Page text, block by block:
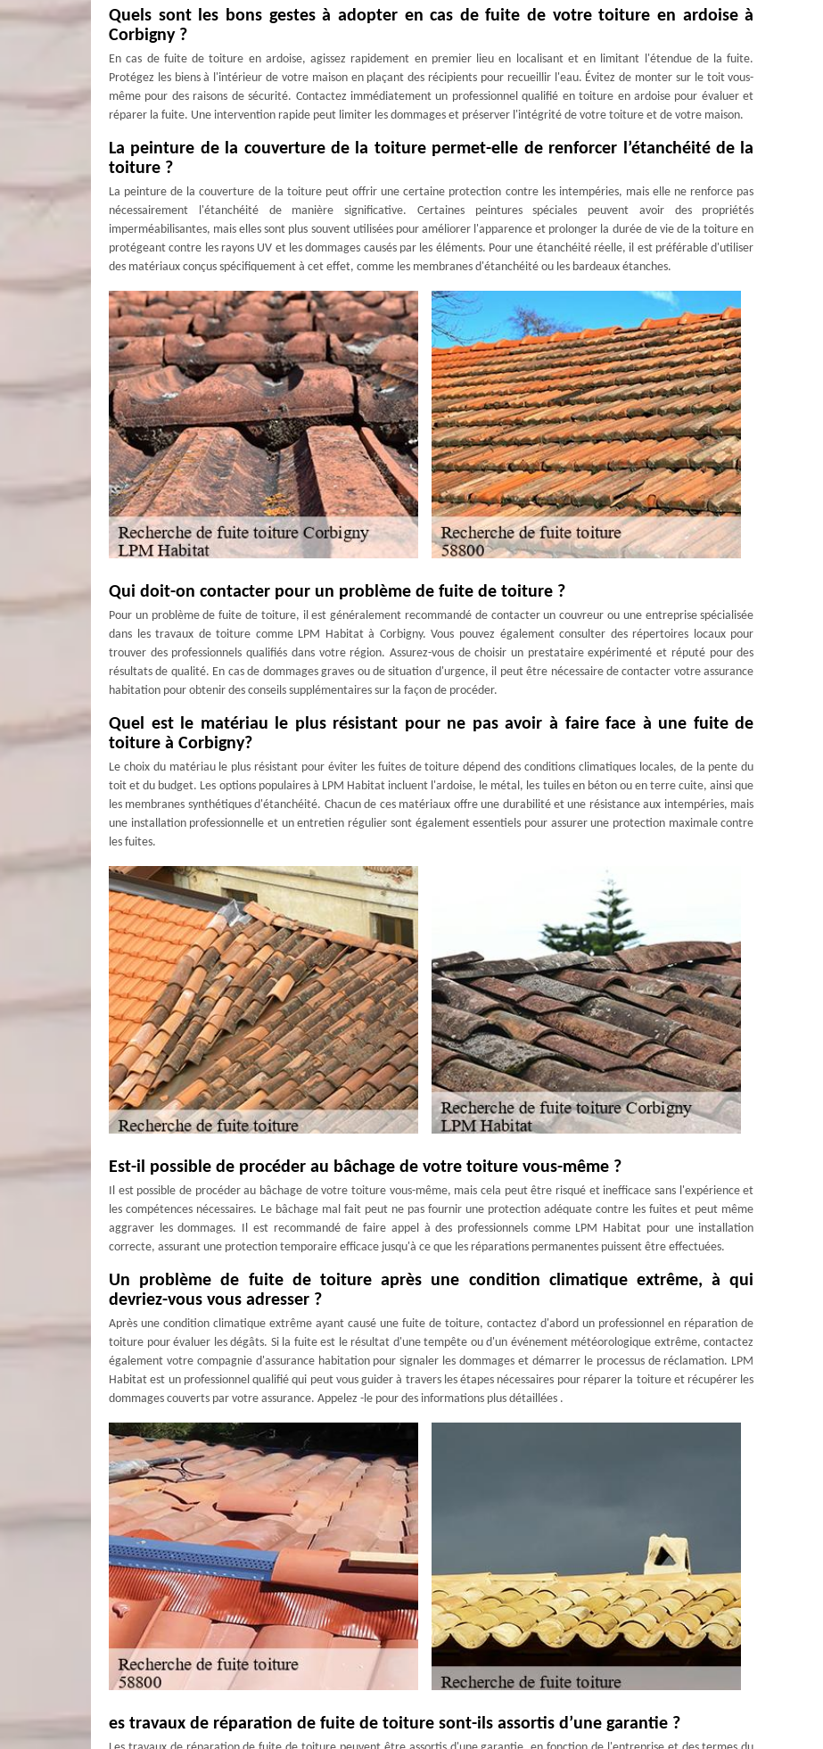
Quels sont les bons gestes à adopter en cas de fuite de votre toiture en ardoise à
Corbigny ?
En cas de fuite de toiture en ardoise, agissez rapidement en premier lieu en localisant et en limitant l'étendue de la fuite.
Protégez les biens à l'intérieur de votre maison en plaçant des récipients pour recueillir l'eau. Évitez de monter sur le toit vous-
même pour des raisons de sécurité. Contactez immédiatement un professionnel qualifié en toiture en ardoise pour évaluer et
réparer la fuite. Une intervention rapide peut limiter les dommages et préserver l'intégrité de votre toiture et de votre maison.
La peinture de la couverture de la toiture permet-elle de renforcer l’étanchéité de la
toiture ?
La peinture de la couverture de la toiture peut offrir une certaine protection contre les intempéries, mais elle ne renforce pas
nécessairement l'étanchéité de manière significative. Certaines peintures spéciales peuvent avoir des propriétés
imperméabilisantes, mais elles sont plus souvent utilisées pour améliorer l'apparence et prolonger la durée de vie de la toiture en
protégeant contre les rayons UV et les dommages causés par les éléments. Pour une étanchéité réelle, il est préférable d'utiliser
des matériaux conçus spécifiquement à cet effet, comme les membranes d'étanchéité ou les bardeaux étanches.
Qui doit-on contacter pour un problème de fuite de toiture ?
Pour un problème de fuite de toiture, il est généralement recommandé de contacter un couvreur ou une entreprise spécialisée
dans les travaux de toiture comme LPM Habitat à Corbigny. Vous pouvez également consulter des répertoires locaux pour
trouver des professionnels qualifiés dans votre région. Assurez-vous de choisir un prestataire expérimenté et réputé pour des
résultats de qualité. En cas de dommages graves ou de situation d'urgence, il peut être nécessaire de contacter votre assurance
habitation pour obtenir des conseils supplémentaires sur la façon de procéder.
Quel est le matériau le plus résistant pour ne pas avoir à faire face à une fuite de
toiture à Corbigny?
Le choix du matériau le plus résistant pour éviter les fuites de toiture dépend des conditions climatiques locales, de la pente du
toit et du budget. Les options populaires à LPM Habitat incluent l'ardoise, le métal, les tuiles en béton ou en terre cuite, ainsi que
les membranes synthétiques d'étanchéité. Chacun de ces matériaux offre une durabilité et une résistance aux intempéries, mais
une installation professionnelle et un entretien régulier sont également essentiels pour assurer une protection maximale contre
les fuites.
Est-il possible de procéder au bâchage de votre toiture vous-même ?
Il est possible de procéder au bâchage de votre toiture vous-même, mais cela peut être risqué et inefficace sans l'expérience et
les compétences nécessaires. Le bâchage mal fait peut ne pas fournir une protection adéquate contre les fuites et peut même
aggraver les dommages. Il est recommandé de faire appel à des professionnels comme LPM Habitat pour une installation
correcte, assurant une protection temporaire efficace jusqu'à ce que les réparations permanentes puissent être effectuées.
Un problème de fuite de toiture après une condition climatique extrême, à qui
devriez-vous vous adresser ?
Après une condition climatique extrême ayant causé une fuite de toiture, contactez d'abord un professionnel en réparation de
toiture pour évaluer les dégâts. Si la fuite est le résultat d'une tempête ou d'un événement météorologique extrême, contactez
également votre compagnie d'assurance habitation pour signaler les dommages et démarrer le processus de réclamation. LPM
Habitat est un professionnel qualifié qui peut vous guider à travers les étapes nécessaires pour réparer la toiture et récupérer les
dommages couverts par votre assurance. Appelez -le pour des informations plus détaillées .
es travaux de réparation de fuite de toiture sont-ils assortis d’une garantie ?